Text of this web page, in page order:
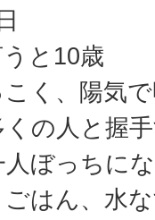
と10歳
く、陽気
くの人と握
人ぼっちに
ごはん、水